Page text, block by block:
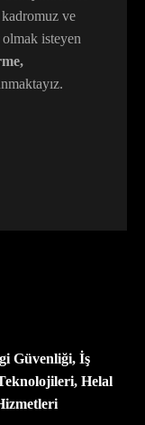
kadromuz ve
isteyen
Güvenliği, İş
Helal